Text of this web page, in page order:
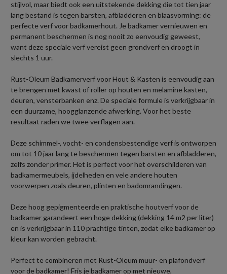
stijlvol, maar biedt ook een uitstekende dekking die tot tien jaar
lang bestand is tegen barsten, afbladderen en blaasvorming: de
perfecte verf voor badkamerhout. Je badkamer vernieuwen en
permanent beschermen is nog nooit zo eenvoudig geweest,
want deze speciale verf vereist geen grondverf en droogt in
slechts 1 uur.
Rust-Oleum Badkamerverf voor Hout & Kasten is eenvoudig aan
te brengen met kwast of roller op houten en melamine kasten,
deuren, vensterbanken enz. De speciale formule is verkrijgbaar in
een duurzame, hoogglanzende afwerking. Voor het beste
resultaat raden we twee verflagen aan.
Deze schimmel-, vocht- en condensbestendige verf is ontworpen
om tot 10 jaar lang te beschermen tegen barsten en afbladderen,
zelfs zonder primer. Het is perfect voor het overschilderen van
badkamermeubels, ijdelheden en vele andere houten
voorwerpen zoals deuren, plinten en badomrandingen.
Deze hoog gepigmenteerde en praktische houtverf voor de
badkamer garandeert een hoge dekking (dekking 14 m2 per liter)
en is verkrijgbaar in 110 prachtige tinten, zodat elke badkamer op
kleur kan worden gebracht.
Perfect te combineren met Rust-Oleum muur- en plafondverf
voor de badkamer! Fris je badkamer op met nieuwe,